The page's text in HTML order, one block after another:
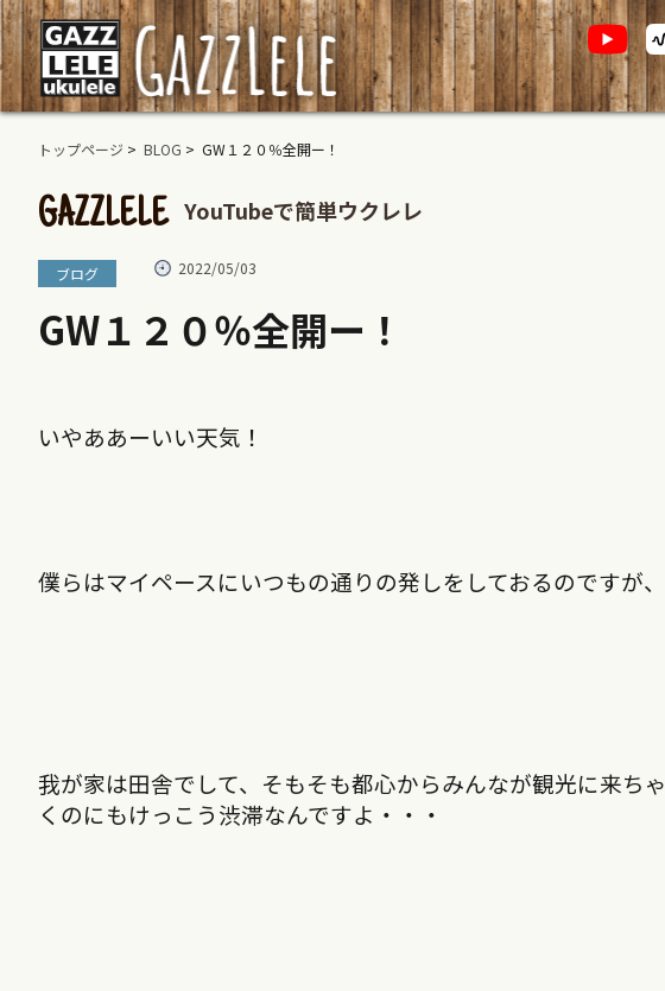
トップページ > BLOG > GW１２０％全開ー！
GAZZLELE YouTubeで簡単ウクレレ
ブログ 2022/05/03
GW１２０％全開ー！
いやああーいい天気！
僕らはマイペースにいつもの通りの発しをしておるのですが
我が家は田舎でして、そもそも都心からみんなが観光に来ち
くのにもけっこう渋滞なんですよ・・・